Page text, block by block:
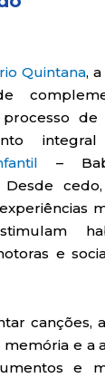
Quintana,
–
Desde
e
canções,
e a
e